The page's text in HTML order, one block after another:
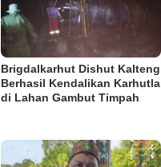
Brigdalkarhut Dishut Kalteng
Berhasil Kendalikan Karhutla
di Lahan Gambut Timpah